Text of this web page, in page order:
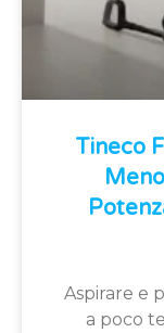
Tineco
Aspirare e
a poco